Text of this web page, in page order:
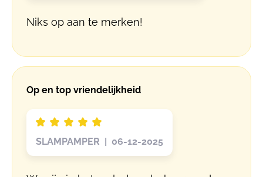
Niks op aan te merken!
Op en top vriendelijkheid
SLAMPAMPER | 06-12-2025